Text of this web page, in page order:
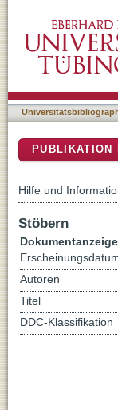
assisted
PUBLIKATION
Hilfe und
Stöbern
Dokumentanzeige
Autoren
Titel
DDC-Klassifikation